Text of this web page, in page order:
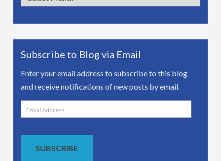
Subscribe to Blog via Email
Enter your email address to subscribe to this blog
and receive notifications of new posts by email.
Email
Address
SUBSCRIBE